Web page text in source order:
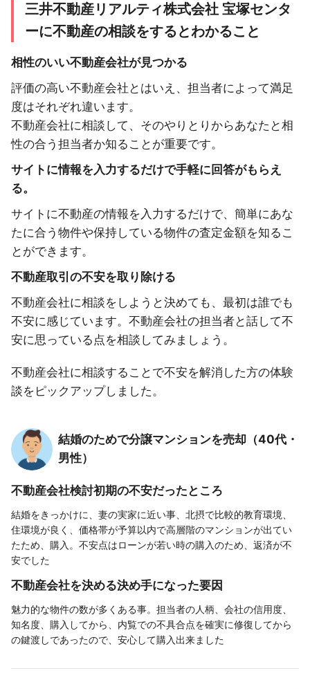
三井不動産リアルティ株式会社 宝塚センタ
ーに不動産の相談をするとわかること
相性のいい不動産会社が見つかる
評価の高い不動産会社とはいえ、担当者によって満足
度はそれぞれ違います。
不動産会社に相談して、そのやりとりからあなたと相
性の合う担当者か知ることが重要です。
サイトに情報を入力するだけで手軽に回答がもらえ
る。
サイトに不動産の情報を入力するだけで、簡単にあな
たに合う物件や保持している物件の査定金額を知るこ
とができます。
不動産取引の不安を取り除ける
不動産会社に相談をしようと決めても、最初は誰でも
不安に感じています。不動産会社の担当者と話して不
安に思っている点を相談してみましょう。
不動産会社に相談することで不安を解消した方の体験
談をピックアップしました。
結婚のためで分譲マンションを売却（40代・
男性）
不動産会社検討初期の不安だったところ
結婚をきっかけに、妻の実家に近い事、北摂で比較的教育環境、
住環境が良く、価格帯が予算以内で高層階のマンションが出てい
たため、購入。不安点はローンが若い時の購入のため、返済が不
安でした
不動産会社を決める決め手になった要因
魅力的な物件の数が多くある事。担当者の人柄、会社の信用度、
知名度、購入してから、内覧での不具合点を確実に修復してから
の鍵渡しであったので、安心して購入出来ました